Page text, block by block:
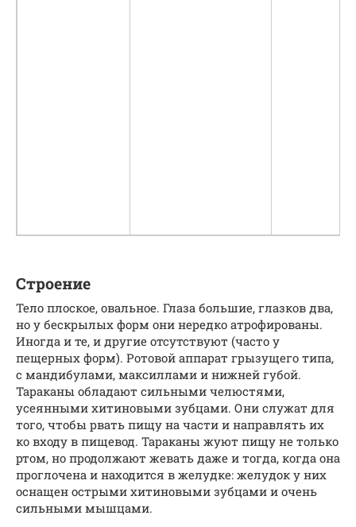
Строение
Тело плоское, овальное. Глаза большие, глазков два,
но у бескрылых форм они нередко атрофированы.
Иногда и те, и другие отсутствуют (часто у
пещерных форм). Ротовой аппарат грызущего типа,
с мандибулами, максиллами и нижней губой.
Тараканы обладают сильными челюстями,
усеянными хитиновыми зубцами. Они служат для
того, чтобы рвать пищу на части и направлять их
ко входу в пищевод. Тараканы жуют пищу не только
ртом, но продолжают жевать даже и тогда, когда она
проглочена и находится в желудке: желудок у них
оснащен острыми хитиновыми зубцами и очень
сильными мышцами.